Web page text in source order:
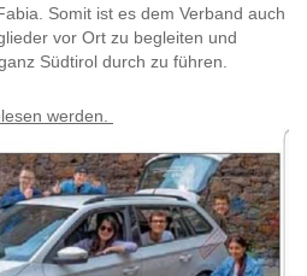
Somit ist es dem Verband auch
vor Ort zu begleiten und
Südtirol durch zu führen.
werden.